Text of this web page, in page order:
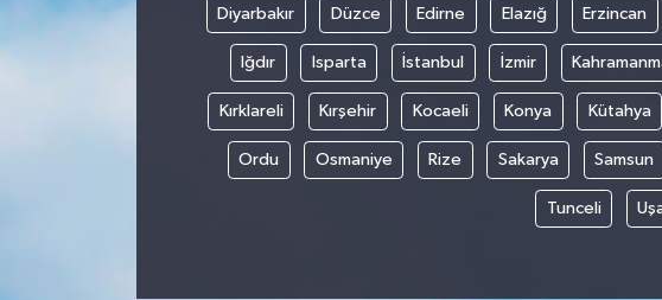
Diyarbakır Düzce Edirne Elazığ Erzincan
Iğdır Isparta İstanbul İzmir
Kırklareli Kırşehir Kocaeli Konya Kütahya
Ordu Osmaniye Rize Sakarya Samsun
Tunceli